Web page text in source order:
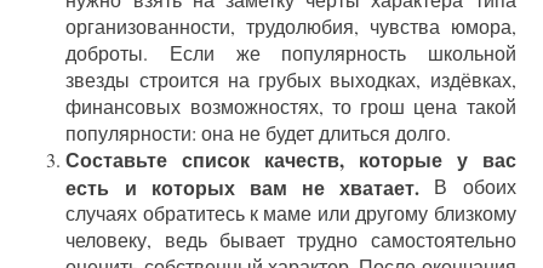
организованности, трудолюбия, чувства юмора,
доброты. Если же популярность школьной
звезды строится на грубых выходках, издёвках,
финансовых возможностях, то грош цена такой
популярности: она не будет длиться долго.
Составьте список качеств, которые у вас
есть и которых вам не хватает. В обоих
случаях обратитесь к маме или другому близкому
человеку, ведь бывает трудно самостоятельно